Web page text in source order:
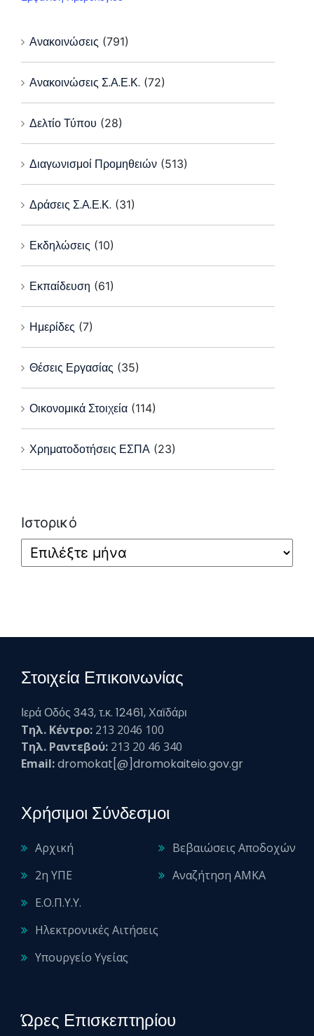
Ανακοινώσεις (791)
Ανακοινώσεις Σ.Α.Ε.Κ. (72)
Δελτίο Τύπου (28)
Διαγωνισμοί Προμηθειών (513)
Δράσεις Σ.Α.Ε.Κ. (31)
Εκδηλώσεις (10)
Εκπαίδευση (61)
Ημερίδες (7)
Θέσεις Εργασίας (35)
Οικονομικά Στοιχεία (114)
Χρηματοδοτήσεις ΕΣΠΑ (23)
Ιστορικό
Στοιχεία Επικοινωνίας
Ιερά Οδός 343, τ.κ. 12461, Χαϊδάρι
Τηλ. Κέντρο: 213 2046 100
Τηλ. Ραντεβού: 213 20 46 340
Email:dromokat[@]dromokaiteio.gov.gr
Χρήσιμοι Σύνδεσμοι
Αρχική
2η ΥΠΕ
Ε.Ο.Π.Υ.Υ.
Ηλεκτρονικές Αιτήσεις
Υπουργείο Υγείας
Βεβαιώσεις Αποδοχών
Αναζήτηση ΑΜΚΑ
Ώρες Επισκεπτηρίου